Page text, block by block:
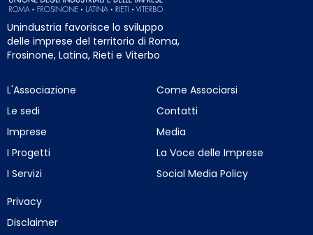
Unindustria favorisce lo sviluppo
delle imprese del territorio di Roma,
Frosinone, Latina, Rieti e Viterbo
L'Associazione
Le sedi
Imprese
I Progetti
I Servizi
Come Associarsi
Contatti
Media
La Voce delle Imprese
Social Media Policy
Privacy
Disclaimer